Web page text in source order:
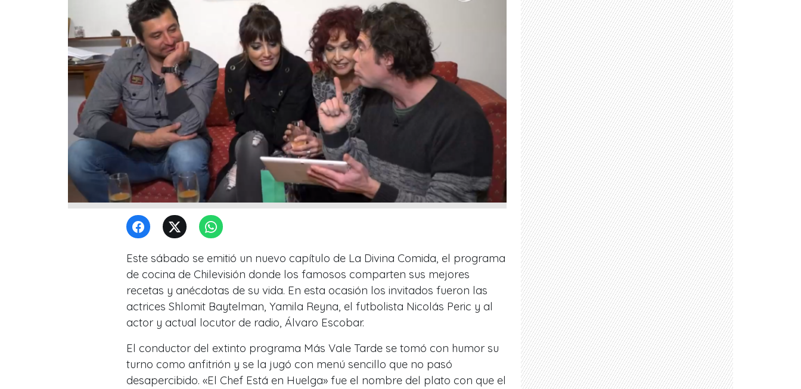
Este sábado se emitió un nuevo capítulo de La Divina Comida, el programa
de cocina de Chilevisión donde los famosos comparten sus mejores
recetas y anécdotas de su vida. En esta ocasión los invitados fueron las
actrices Shlomit Baytelman, Yamila Reyna, el futbolista Nicolás Peric y al
actor y actual locutor de radio, Álvaro Escobar.
El conductor del extinto programa Más Vale Tarde se tomó con humor su
turno como anfitrión y se la jugó con menú sencillo que no pasó
desapercibido. «El Chef Está en Huelga» fue el nombre del plato con que el